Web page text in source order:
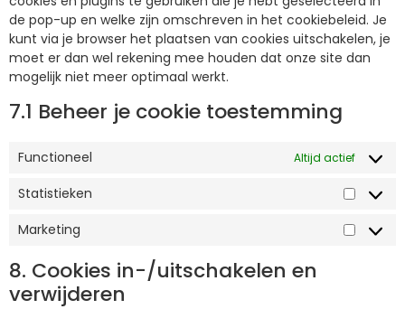
de pop-up en welke zijn omschreven in het cookiebeleid. Je
kunt via je browser het plaatsen van cookies uitschakelen, je
moet er dan wel rekening mee houden dat onze site dan
mogelijk niet meer optimaal werkt.
7.1 Beheer je cookie toestemming
Functioneel Altijd actief
Statistieken
Marketing
8. Cookies in-/uitschakelen en
verwijderen